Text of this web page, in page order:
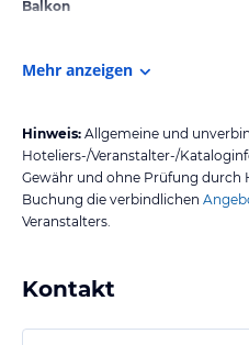
Balkon
Mehr anzeigen
Hinweis: Allgemeine und
Hoteliers-/Veranstalter-/
Gewähr und ohne Prüfung durch
Buchung die verbindlichen
Veranstalters.
Kontakt